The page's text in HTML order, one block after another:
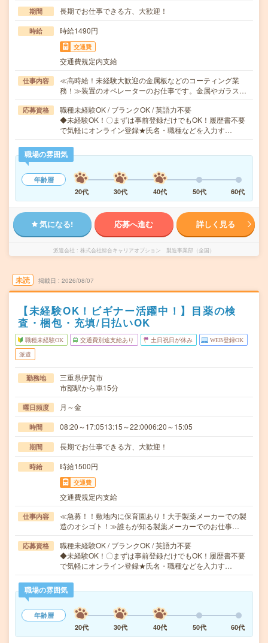
期間 長期でお仕事できる方、大歓迎！
時給 時給1490円
交通費
交通費規定内支給
仕事内容
≪高時給！未経験大歓迎の金属板などのコーティング業
務！≫装置のオペレーターのお仕事です。金属やガラス…
応募資格
職種未経験OK / ブランクOK / 英語力不要
◆未経験OK！〇まずは事前登録だけでもOK！履歴書不要
で気軽にオンライン登録★氏名・職種などを入力す…
職場の雰囲気
年齢層
20代
30代 40代 50代 60代
気になる! 応募へ進む 詳しく見る
派遣会社 株式会社綜合キャリアオプション 製造事業部（全国）
未読 掲載日 2026/08/07
【未経験OK！ビギナー活躍中！】目薬の検
査・梱包・充填/日払いOK
職種未経験OK 交通費別途支給あり 土日祝日が休み WEB登録OK
派遣
勤務地
三重県伊賀市
市部駅から車15分
曜日頻度 月～金
時間 08:20～17:0513:15～22:0006:20～15:05
期間 長期でお仕事できる方、大歓迎！
時給 時給1500円
交通費
交通費規定内支給
仕事内容
≪急募！！敷地内に保育園あり！大手製薬メーカーでの製
造のオシゴト！≫誰もが知る製薬メーカーでのお仕事…
応募資格
職種未経験OK / ブランクOK / 英語力不要
◆未経験OK！〇まずは事前登録だけでもOK！履歴書不要
で気軽にオンライン登録★氏名・職種などを入力す…
職場の雰囲気
年齢層
20代
30代 40代 50代 60代